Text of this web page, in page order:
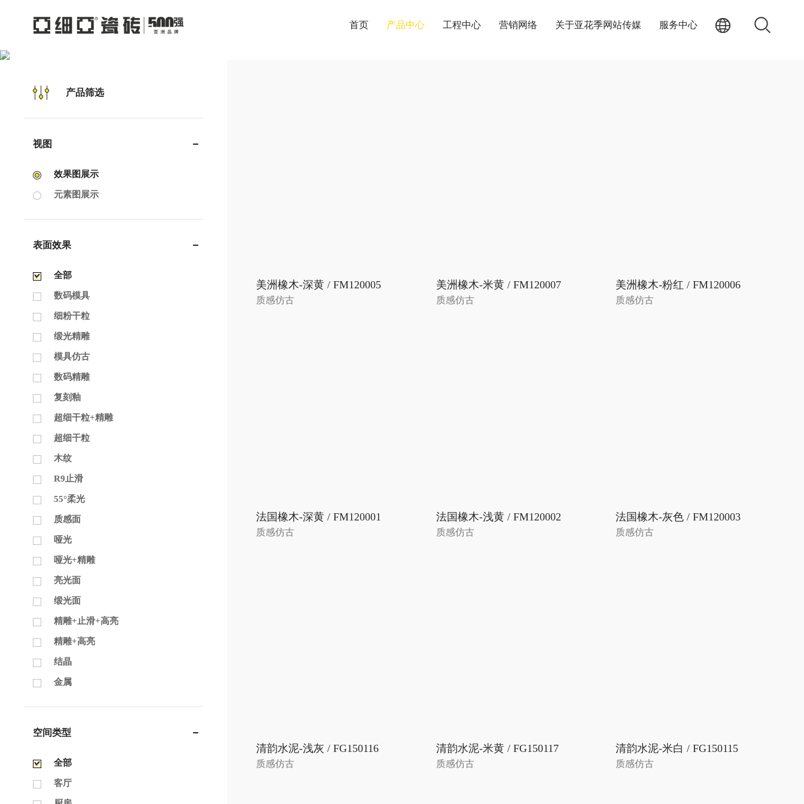
首页 产品中心 工程中心 营销网络 关于亚花季网站传媒 服务中心
产品中心
产品筛选
视图
效果图展示
元素图展示
表面效果
全部
数码模具
细粉干粒
缎光精雕
模具仿古
数码精雕
复刻釉
超细干粒+精雕
超细干粒
木纹
R9止滑
55°柔光
质感面
哑光
哑光+精雕
亮光面
缎光面
精雕+止滑+高亮
精雕+高亮
结晶
金属
空间类型
全部
客厅
美洲橡木-深黄 / FM120005
质感仿古
美洲橡木-米黄 / FM120007
质感仿古
美洲橡木-粉红 / FM120006
质感仿古
法国橡木-深黄 / FM120001
质感仿古
法国橡木-浅黄 / FM120002
质感仿古
法国橡木-灰色 / FM120003
质感仿古
清韵水泥-浅灰 / FG150116
质感仿古
清韵水泥-米黄 / FG150117
质感仿古
清韵水泥-米白 / FG150115
质感仿古